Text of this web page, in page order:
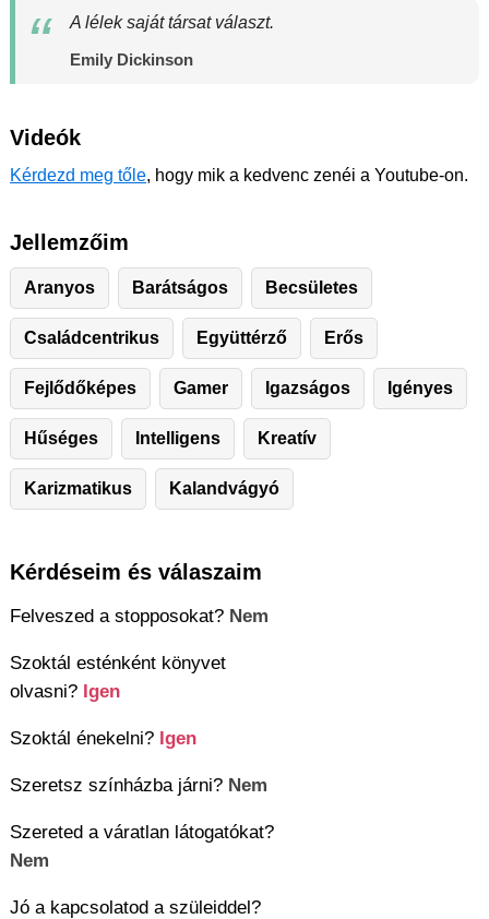
A lélek saját társat választ.
Emily Dickinson
Videók
Kérdezd meg tőle, hogy mik a kedvenc zenéi a Youtube-on.
Jellemzőim
Aranyos Barátságos Becsületes
Családcentrikus Együttérző Erős
Fejlődőképes Gamer Igazságos Igényes
Hűséges Intelligens Kreatív
Karizmatikus Kalandvágyó
Kérdéseim és válaszaim
Felveszed a stopposokat? Nem
Szoktál esténként könyvet
olvasni? Igen
Szoktál énekelni? Igen
Szeretsz színházba járni? Nem
Szereted a váratlan látogatókat?
Nem
Jó a kapcsolatod a szüleiddel?